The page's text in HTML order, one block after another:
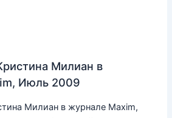
Милиан в
Июль 2009
Милиан в журнале Maxim,